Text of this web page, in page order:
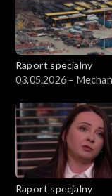
Raport specjalny
03.05.2026 –
Raport specjalny